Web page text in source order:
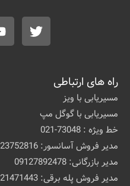
راه های ارتباطی
مسیریابی با ویز
مسیریابی با گوگل مپ
خط ویژه : 73048-021
مدیر فروش آسانسور: 09123752816
مدیر بازرگانی: 09127892478
مدیر فروش پله برقی: 09121471443